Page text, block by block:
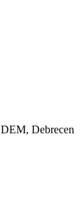
Debrecen